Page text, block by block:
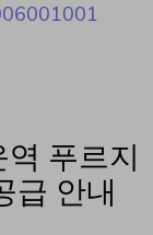
푸르지
급 안내